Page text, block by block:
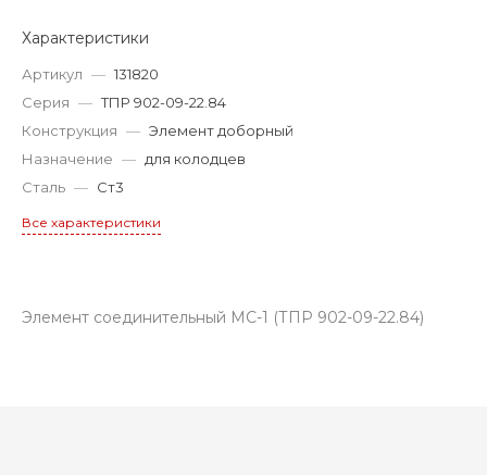
Характеристики
Артикул — 131820
Серия — ТПР 902-09-22.84
Конструкция — Элемент доборный
Назначение — для колодцев
Сталь — Ст3
Все характеристики
Элемент соединительный МС-1 (ТПР 902-09-22.84)